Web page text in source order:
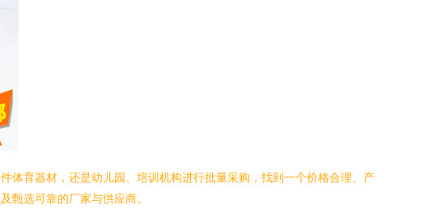
体育器材，还是幼儿园、培训机构进行批量采购，找到一个价格合理、产
甄选可靠的厂家与供应商。